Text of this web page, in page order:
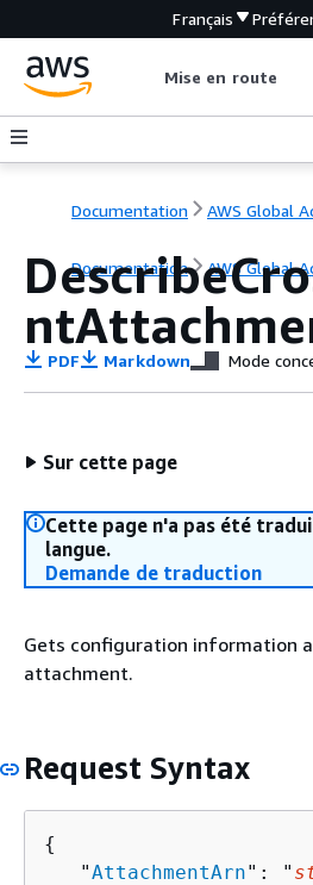
Français
Mise en route
Documentation AWS Global
Documentation AWS Global
PDF Markdown Mode
Sur cette page
Cette page n'a pas été
langue.
Demande de traduction
Gets configuration information
attachment.
Request Syntax
{
   "
AttachmentArn": "